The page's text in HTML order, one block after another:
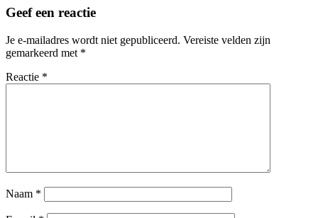
en
2000
jij
Geef een reactie
Je e-mailadres wordt niet gepubliceerd. Vereiste velden zijn
gemarkeerd met *
Reactie *
Naam *